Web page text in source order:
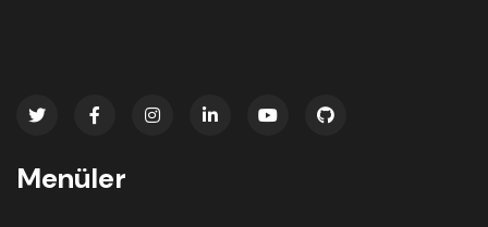
Menüler